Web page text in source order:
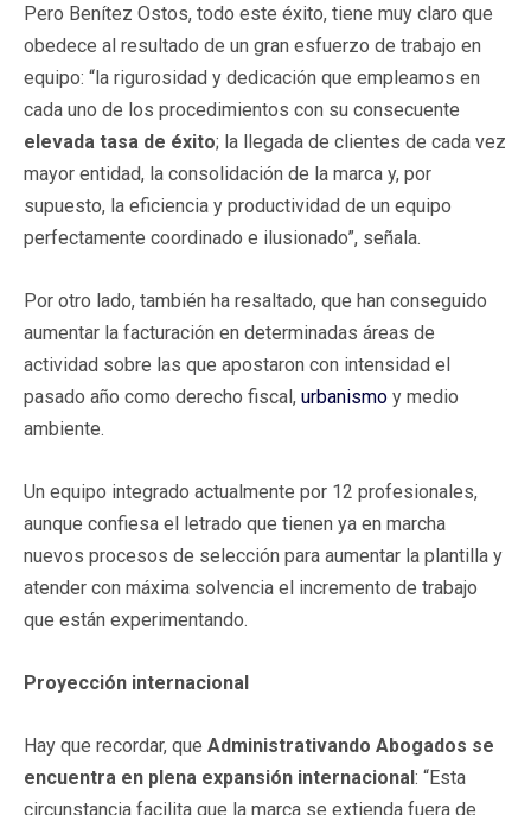
Pero Benítez Ostos, todo este éxito, tiene muy claro que
obedece al resultado de un gran esfuerzo de trabajo en
equipo: “la rigurosidad y dedicación que empleamos en
cada uno de los procedimientos con su consecuente
elevada tasa de éxito; la llegada de clientes de cada vez
mayor entidad, la consolidación de la marca y, por
supuesto, la eficiencia y productividad de un equipo
perfectamente coordinado e ilusionado”, señala.
Por otro lado, también ha resaltado, que han conseguido
aumentar la facturación en determinadas áreas de
actividad sobre las que apostaron con intensidad el
pasado año como derecho fiscal, urbanismo y medio
ambiente.
Un equipo integrado actualmente por 12 profesionales,
aunque confiesa el letrado que tienen ya en marcha
nuevos procesos de selección para aumentar la plantilla y
atender con máxima solvencia el incremento de trabajo
que están experimentando.
Proyección internacional
Hay que recordar, que Administrativando Abogados se
encuentra en plena expansión internacional: “Esta
circunstancia facilita que la marca se extienda fuera de